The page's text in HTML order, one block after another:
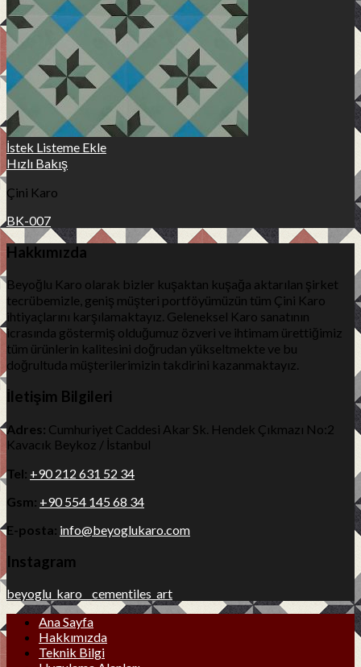
İstek Listeme Ekle
Hızlı Bakış
Çini Karo
BK-007
Hakkımızda
Beyoğlu Karo olarak bizler kuşaktan kuşağa aktarılan şirket
tecrübemizle, geniş müşteri portföyümüzün tüm Çini Karo
ihtiyaçlarını karşılamaktayız. Geleneksel Karo sanatının
icrasında göstermiş olduğumuz özveri ve ihtimam ürettiğimiz
tüm ürünlerin kalitesini doğrudan yükseltmekte ve bu
doğrultuda müşterilerimizin takdirini kazanmaktayız.
İletişim Bilgileri
Adres: Cumhuriyet Caddesi Akar Sk. Hendek Çıkmazı No:2
Kavacık Beykoz / İstanbul
Tel: +90 212 631 52 34
Gsm: +90 554 145 68 34
E-posta: info@beyoglukaro.com
Instagram
beyoglu_karo__cementiles_art
Ana Sayfa
Hakkımızda
Teknik Bilgi